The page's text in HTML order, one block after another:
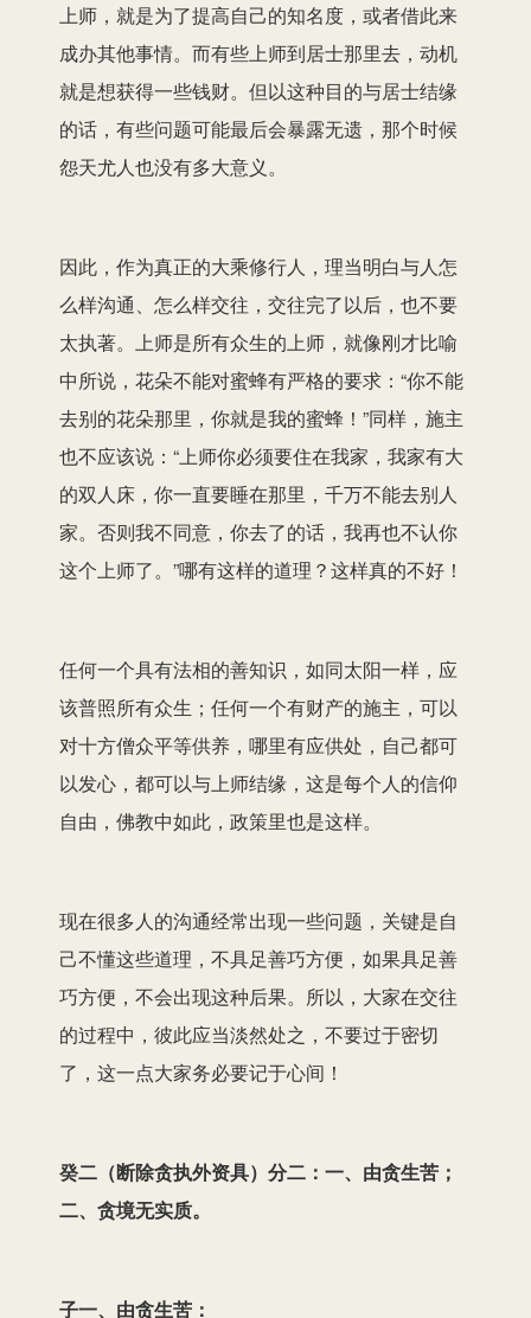
上师，就是为了提高自己的知名度，或者借此来
成办其他事情。而有些上师到居士那里去，动机
就是想获得一些钱财。但以这种目的与居士结缘
的话，有些问题可能最后会暴露无遗，那个时候
怨天尤人也没有多大意义。
因此，作为真正的大乘修行人，理当明白与人怎
么样沟通、怎么样交往，交往完了以后，也不要
太执著。上师是所有众生的上师，就像刚才比喻
中所说，花朵不能对蜜蜂有严格的要求：“你不能
去别的花朵那里，你就是我的蜜蜂！”同样，施主
也不应该说：“上师你必须要住在我家，我家有大
的双人床，你一直要睡在那里，千万不能去别人
家。否则我不同意，你去了的话，我再也不认你
这个上师了。”哪有这样的道理？这样真的不好！
任何一个具有法相的善知识，如同太阳一样，应
该普照所有众生；任何一个有财产的施主，可以
对十方僧众平等供养，哪里有应供处，自己都可
以发心，都可以与上师结缘，这是每个人的信仰
自由，佛教中如此，政策里也是这样。
现在很多人的沟通经常出现一些问题，关键是自
己不懂这些道理，不具足善巧方便，如果具足善
巧方便，不会出现这种后果。所以，大家在交往
的过程中，彼此应当淡然处之，不要过于密切
了，这一点大家务必要记于心间！
癸二（断除贪执外资具）分二：一、由贪生苦；
二、贪境无实质。
子一、由贪生苦：